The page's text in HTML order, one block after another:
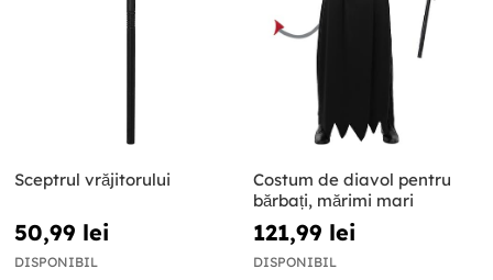
Sceptrul vrăjitorului
50,99 lei
DISPONIBIL
Costum de diavol pentru
bărbați, mărimi mari
121,99 lei
DISPONIBIL